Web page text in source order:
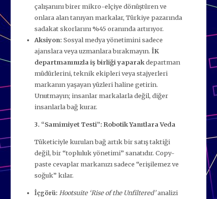
çalışanını birer mikro-elçiye dönüştüren ve
onlara alan tanıyan markalar, Türkiye pazarında
sadakat skorlarını %45 oranında artırıyor.
Aksiyon: Sosyal medya yönetimini sadece
ajanslara veya uzmanlara bırakmayın. İK
departmanınızla iş birliği yaparakdepartman
müdürlerini, teknik ekipleri veya stajyerleri
markanın yaşayan yüzleri haline getirin.
Unutmayın; insanlar markalarla değil, diğer
insanlarla bağ kurar.
3. “Samimiyet Testi”: Robotik Yanıtlara Veda
Tüketiciyle kurulan bağ artık bir satış taktiği
değil, bir “topluluk yönetimi” sanatıdır. Copy-
paste cevaplar markanızı sadece “erişilemez ve
soğuk” kılar.
İçgörü: Hootsuite ‘Rise of the Unfiltered’analizi